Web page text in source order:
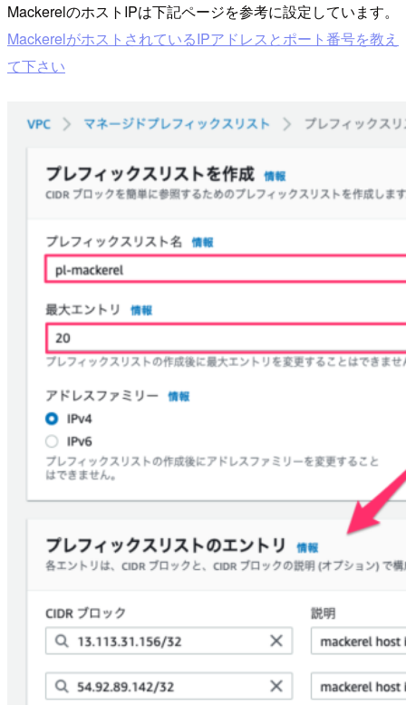
MackerelのホストIPは下記ページを参考に設定しています。
MackerelがホストされているIPアドレスとポート番号を教え
て下さい